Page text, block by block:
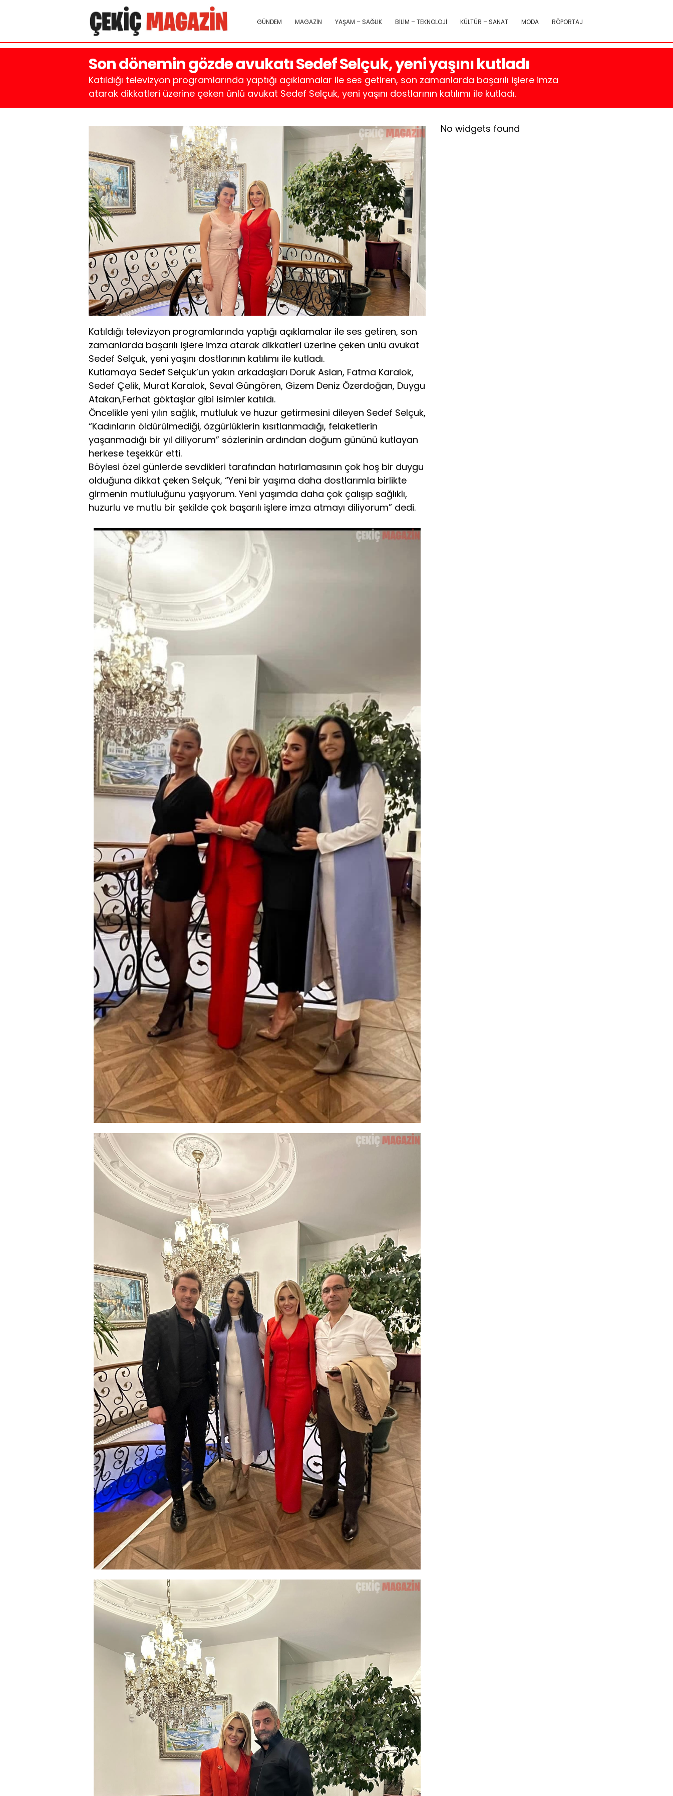
GÜNDEM MAGAZİN YAŞAM – SAĞLIK BİLİM – TEKNOLOJİ KÜLTÜR – SANAT MODA RÖPORTAJ
Son dönemin gözde avukatı Sedef Selçuk, yeni yaşını kutladı
Katıldığı televizyon programlarında yaptığı açıklamalar ile ses getiren, son zamanlarda başarılı işlere imza
atarak dikkatleri üzerine çeken ünlü avukat Sedef Selçuk, yeni yaşını dostlarının katılımı ile kutladı.
Katıldığı televizyon programlarında yaptığı açıklamalar ile ses getiren, son
zamanlarda başarılı işlere imza atarak dikkatleri üzerine çeken ünlü avukat
Sedef Selçuk, yeni yaşını dostlarının katılımı ile kutladı.
Kutlamaya Sedef Selçuk’un yakın arkadaşları Doruk Aslan, Fatma Karalok,
Sedef Çelik, Murat Karalok, Seval Güngören, Gizem Deniz Özerdoğan, Duygu
Atakan,Ferhat göktaşlar gibi isimler katıldı.
Öncelikle yeni yılın sağlık, mutluluk ve huzur getirmesini dileyen Sedef Selçuk,
“Kadınların öldürülmediği, özgürlüklerin kısıtlanmadığı, felaketlerin
yaşanmadığı bir yıl diliyorum” sözlerinin ardından doğum gününü kutlayan
herkese teşekkür etti.
Böylesi özel günlerde sevdikleri tarafından hatırlamasının çok hoş bir duygu
olduğuna dikkat çeken Selçuk, “Yeni bir yaşıma daha dostlarımla birlikte
girmenin mutluluğunu yaşıyorum. Yeni yaşımda daha çok çalışıp sağlıklı,
huzurlu ve mutlu bir şekilde çok başarılı işlere imza atmayı diliyorum” dedi.
No widgets found